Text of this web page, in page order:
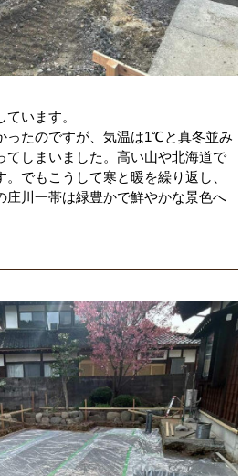
います。
ったのですが、気温は1℃と真冬並み
てしまいました。高い山や北海道で
でもこうして寒と暖を繰り返し、
庄川一帯は緑豊かで鮮やかな景色へ